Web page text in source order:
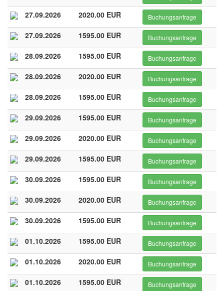
27.09.2026 2020.00 EUR Buchungsanfrage
27.09.2026 1595.00 EUR Buchungsanfrage
28.09.2026 1595.00 EUR Buchungsanfrage
28.09.2026 2020.00 EUR Buchungsanfrage
28.09.2026 1595.00 EUR Buchungsanfrage
29.09.2026 1595.00 EUR Buchungsanfrage
29.09.2026 2020.00 EUR Buchungsanfrage
29.09.2026 1595.00 EUR Buchungsanfrage
30.09.2026 1595.00 EUR Buchungsanfrage
30.09.2026 2020.00 EUR Buchungsanfrage
30.09.2026 1595.00 EUR Buchungsanfrage
01.10.2026 1595.00 EUR Buchungsanfrage
01.10.2026 2020.00 EUR Buchungsanfrage
01.10.2026 1595.00 EUR Buchungsanfrage